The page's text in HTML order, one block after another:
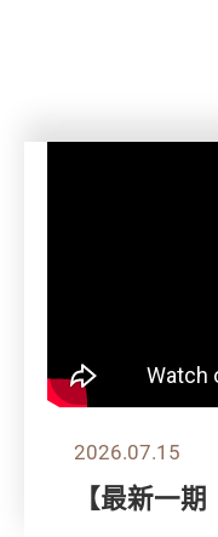
2026.07.15
【最新一